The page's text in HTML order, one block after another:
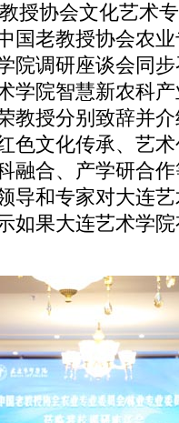
授协会文化艺术
国老教授协会农
院调研座谈会同
学院智慧新农科
教授分别致辞并
色文化传承、艺
融合、产学研合
导和专家对大连
如果大连艺术学